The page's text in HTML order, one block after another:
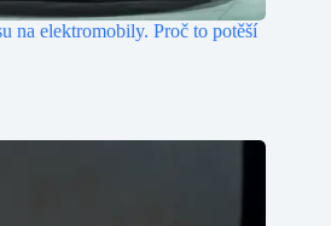
na elektromobily. Proč to potěší